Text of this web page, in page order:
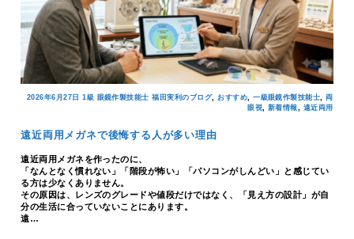
2026年6月27日 1級 眼鏡作製技能士 福田実利のブログ, おすすめ ,一級眼鏡作製技能士 ,両
眼視
,新着情報 遠近両用
遠近両用メガネで後悔する人が多い理由
遠近両用メガネを作ったのに、
「なんとなく慣れない」「階段が怖い」「パソコンがしんどい」と感じてい
る方は少なくありません。
その原因は、レンズのグレードや値段だけではなく、「見え方の設計」が自
分の生活に合っていないことにあります。
遠…